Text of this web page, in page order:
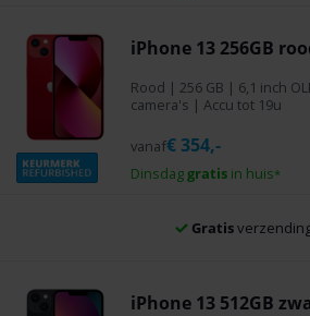
iPhone 13 256GB
Rood | 256 GB | 6,1 inch
camera's | Accu tot 19u
Dinsdaggratis in huis*
vanaf€354,-
iPhone 13 512GB
Gratis